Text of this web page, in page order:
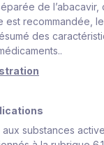
de
est recommandée,
des
substances